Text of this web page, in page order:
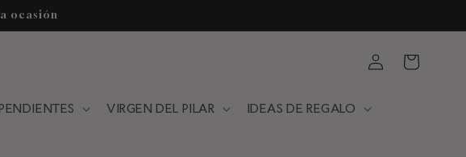
VIRGEN DEL PILAR IDEAS DE REGALO
Iniciar
sesión
Carrito